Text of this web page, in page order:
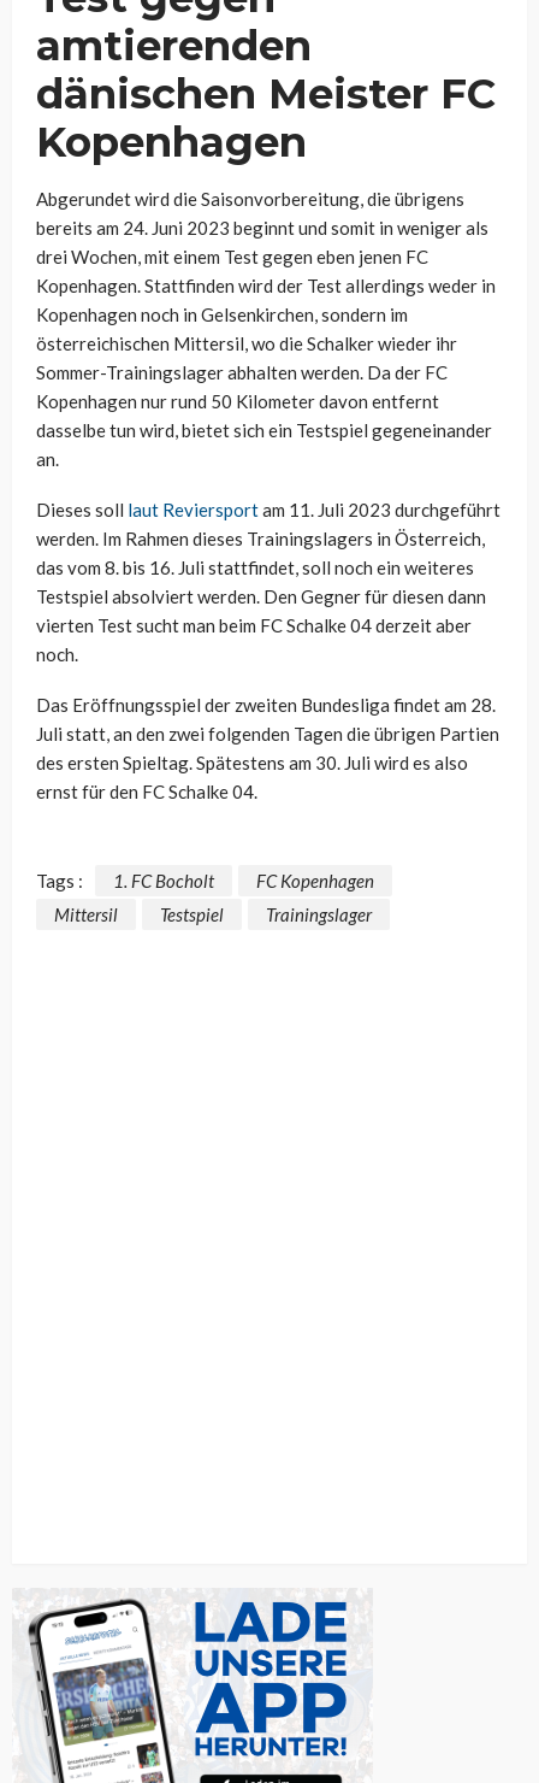
amtierenden
dänischen Meister FC
Kopenhagen
Abgerundet wird die Saisonvorbereitung, die übrigens
bereits am 24. Juni 2023 beginnt und somit in weniger als
drei Wochen, mit einem Test gegen eben jenen FC
Kopenhagen. Stattfinden wird der Test allerdings weder in
Kopenhagen noch in Gelsenkirchen, sondern im
österreichischen Mittersil, wo die Schalker wieder ihr
Sommer-Trainingslager abhalten werden. Da der FC
Kopenhagen nur rund 50 Kilometer davon entfernt
dasselbe tun wird, bietet sich ein Testspiel gegeneinander
an.
Dieses soll laut Reviersportam 11. Juli 2023 durchgeführt
werden. Im Rahmen dieses Trainingslagers in Österreich,
das vom 8. bis 16. Juli stattfindet, soll noch ein weiteres
Testspiel absolviert werden. Den Gegner für diesen dann
vierten Test sucht man beim FC Schalke 04 derzeit aber
noch.
Das Eröffnungsspiel der zweiten Bundesliga findet am 28.
Juli statt, an den zwei folgenden Tagen die übrigen Partien
des ersten Spieltag. Spätestens am 30. Juli wird es also
ernst für den FC Schalke 04.
Tags : 1. FC Bocholt
FC Kopenhagen
Mittersil
Testspiel Trainingslager